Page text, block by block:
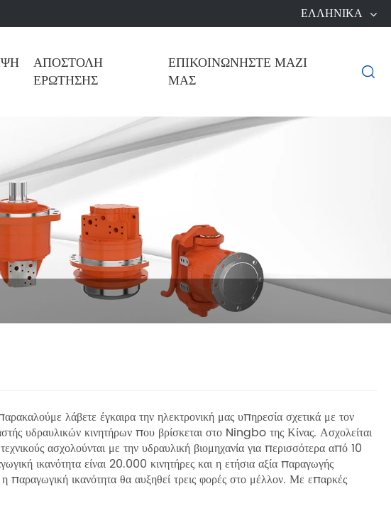
ΕΛΛΗΝΙΚΆ
ΑΠΟΣΤΟΛΉ
ΕΡΏΤΗΣΗΣ
ΕΠΙΚΟΙΝΩΝΉΣΤΕ ΜΑΖΊ
ΜΑΣ

λάβετε έγκαιρα την ηλεκτρονική μας υπηρεσία σχετικά με τον
υδραυλικών κινητήρων που βρίσκεται στο Ningbo της Κίνας. Ασχολείται
ασχολούνται με την υδραυλική βιομηχανία για περισσότερα από 10
ικανότητα είναι 20.000 κινητήρες και η ετήσια αξία παραγωγής
παραγωγική ικανότητα θα αυξηθεί τρεις φορές στο μέλλον. Με επαρκές